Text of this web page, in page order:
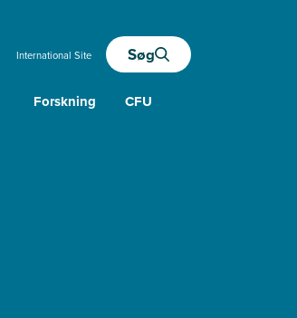
International Site Søg
Forskning CFU